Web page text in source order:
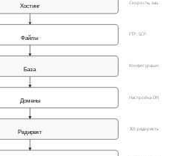
Хостинг
Файлы
База
Домены
Редирект
Скорость, защита
FTP, SCP
Конфигурации
Настройка DNS
301-редиректы